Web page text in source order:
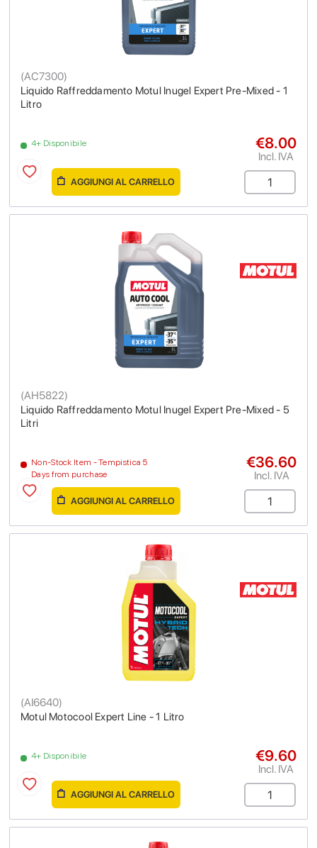
Liquido Raffreddamento Motul Inugel Expert Pre-Mixed - 1
Litro
(AC7300)
4+ Disponibile €8.00
Incl. IVA
AGGIUNGI AL CARRELLO
Liquido Raffreddamento Motul Inugel Expert Pre-Mixed - 5
Litri
(AH5822)
Non-Stock Item - Tempistica 5
Days from purchase
€36.60
Incl. IVA
AGGIUNGI AL CARRELLO
Motul Motocool Expert Line - 1 Litro
(AI6640)
4+ Disponibile €9.60
Incl. IVA
AGGIUNGI AL CARRELLO